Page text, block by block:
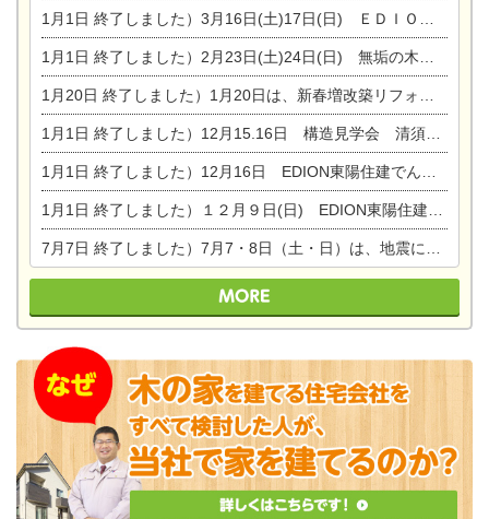
1月1日 終了しました）3月16日(土)17日(日) ＥＤＩＯＮ東陽住建でんき館 総決算まつり
1月1日 終了しました）2月23日(土)24日(日) 無垢の木の家 完成見学会
1月20日 終了しました）1月20日は、新春増改築リフォームまつり＆家の修理祭り＆家電まつりです。
1月1日 終了しました）12月15.16日 構造見学会 清須市西枇杷島町弁天
1月1日 終了しました）12月16日 EDION東陽住建でんき OPEN第二弾イベント！！
1月1日 終了しました）１２月９日(日) EDION東陽住建でんき館プレＯＰＥＮ！＆家の修理まつり
7月7日 終了しました）7月7・8日（土・日）は、地震に強くて安心！暮らしを楽しむ東濃ひのきの平屋の家体験見学会を開催します。ぜひお越しください。